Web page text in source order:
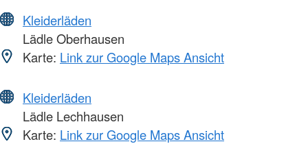
Kleiderläden
Lädle Oberhausen
Karte: Link zur Google Maps Ansicht
Kleiderläden
Lädle Lechhausen
Karte: Link zur Google Maps Ansicht